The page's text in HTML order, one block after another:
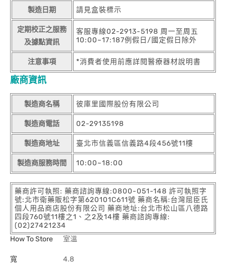
製造日期 請見盒裝標示
定期校正之服務
及據點資訊
客服專線02-2913-5198 周一至周五
10:00~17:187例假日/國定假日除外
注意事項 *消費者使用前應詳閱醫療器材說明書
廠商資訊
製造商名稱 彼庫里國際股份有限公司
製造商電話 02-29135198
製造商地址 臺北市信義區信義路4段456號11樓
製造商服務時間 10:00~18:00
藥商許可執照: 藥商諮詢專線:0800-051-148 許可執照字
號:北市衛藥販松字第620101C611號 藥商名稱:台灣屈臣氏
個人用品商店股份有限公司 藥商地址:台北市松山區八德路
四段760號11樓之1、之2及14樓 藥商諮詢專線:
(02)27421234
How To Store
室溫
寬 4.8